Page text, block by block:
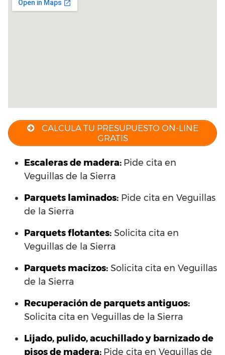
CALCULA TU PRESUPUESTO ON-LINE
GRATIS
Escaleras de madera: Pide cita en
Veguillas de la Sierra
Parquets laminados: Pide cita en Veguillas
de la Sierra
Parquets flotantes: Solicita cita en
Veguillas de la Sierra
Parquets macizos: Solicita cita en Veguillas
de la Sierra
Recuperación de parquets antiguos:
Solicita cita en Veguillas de la Sierra
Lijado, pulido, acuchillado y barnizado de
pisos de madera: Pide cita en Veguillas de